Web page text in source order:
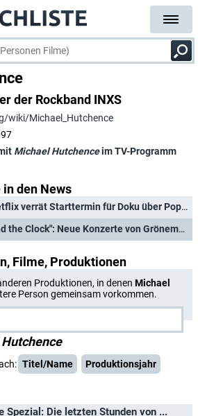
der Rockband INXS
wiki/Michael_Hutchence
Michael Hutchenceim TV-Programm
den News
"KYLIE": Netflix verrät Starttermin für Doku über Pop-Ikone Kylie Minogue
"Pop Around the Clock": Neue Konzerte von Grönemeyer, Sam Smith, Harry Styles und Co.
Filme, Produktionen
Produktionen, in denen Michael
Person gemeinsam vorkommen.
Titel/Name
Produktionsjahr
Spezial: Die letzten Stunden von ...